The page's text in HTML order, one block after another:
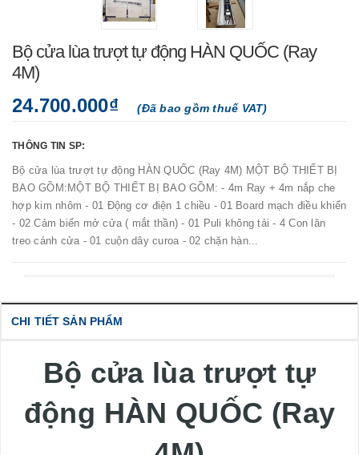
Bộ cửa lùa trượt tự động HÀN QUỐC (Ray
4M)
24.700.000₫ (Đã bao gồm thuế VAT)
THÔNG TIN SP:
Bộ cửa lùa trượt tự động HÀN QUỐC (Ray 4M) MỘT BỘ THIẾT BỊ
BAO GỒM:MỘT BỘ THIẾT BỊ BAO GỒM: - 4m Ray + 4m nắp che
hợp kim nhôm - 01 Động cơ điện 1 chiều - 01 Board mạch điều khiển
- 02 Cảm biến mở cửa ( mắt thần) - 01 Puli không tải - 4 Con lăn
treo cánh cửa - 01 cuộn dây curoa - 02 chặn hàn...
CHI TIẾT SẢN PHẨM
Bộ cửa lùa trượt tự
động HÀN QUỐC (Ray